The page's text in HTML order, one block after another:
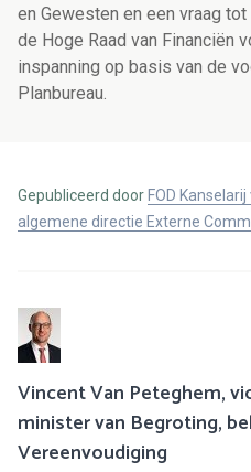
en Gewesten en een vraag
de Hoge Raad van Financiën
inspanning op basis van de
Planbureau.
Gepubliceerd door FOD
algemene directie Externe
Vincent Van Peteghem,
minister van Begroting,
Vereenvoudiging